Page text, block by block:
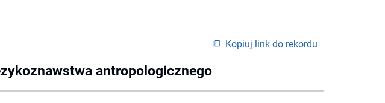
Kopiuj link do rekordu
antropologicznego